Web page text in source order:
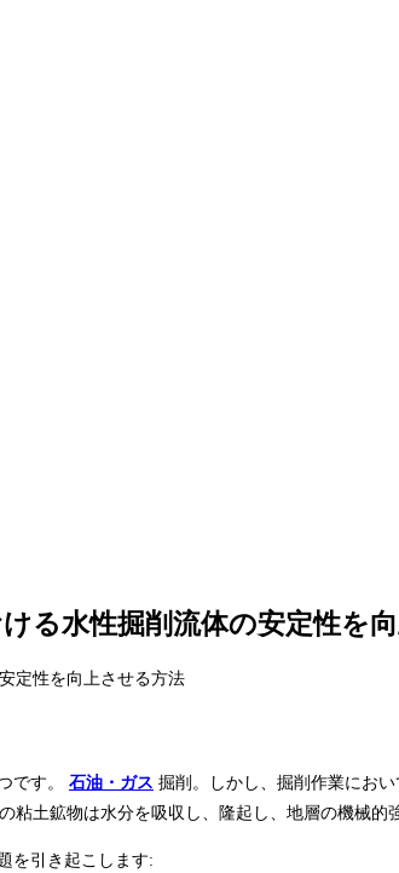
る水性掘削流体の安定性を
です。 石油・ガス 掘削。しかし、掘削作業にお
土鉱物は水分を吸収し、隆起し、地層の機械的
を引き起こします: